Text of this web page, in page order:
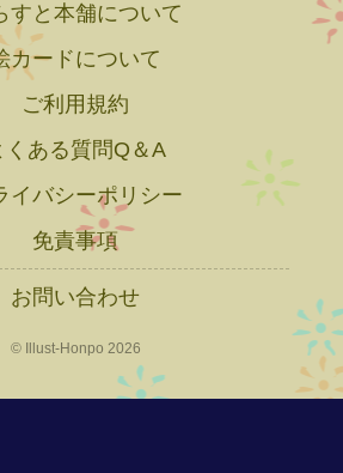
すと本舗について
カードについて
ご利用規約
くある質問Q＆A
イバシーポリシー
免責事項
お問い合わせ
© Illust-Honpo 2026